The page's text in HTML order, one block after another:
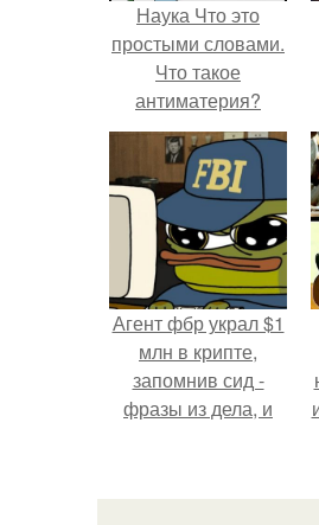
Наука Что это
простыми словами.
Что такое
антиматерия?
Агент фбр украл $1
млн в крипте,
запомнив сид -
фразы из дела, и
потратить.